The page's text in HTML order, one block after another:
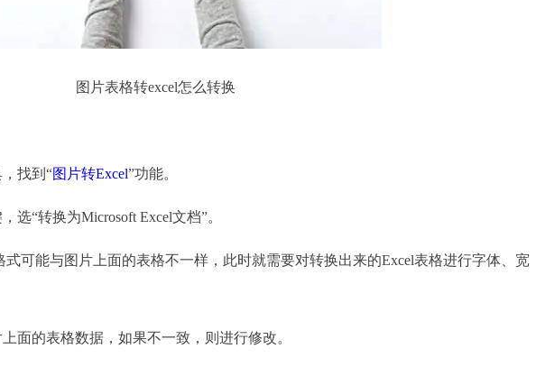
图片表格转excel怎么转换
找到“图片转Excel”功能。
“转换为Microsoft Excel文档”。
能与图片上面的表格不一样，此时就需要对转换出来的Excel表格进行字体、宽
的表格数据，如果不一致，则进行修改。